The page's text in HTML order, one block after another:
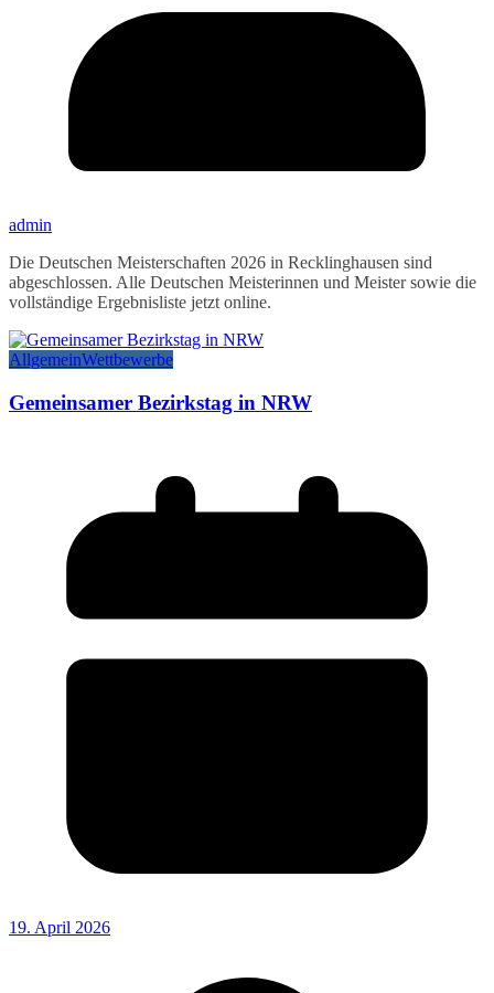
admin
Die Deutschen Meisterschaften 2026 in Recklinghausen sind
abgeschlossen. Alle Deutschen Meisterinnen und Meister sowie die
vollständige Ergebnisliste jetzt online.
AllgemeinWettbewerbe
Gemeinsamer Bezirkstag in NRW
19. April 2026